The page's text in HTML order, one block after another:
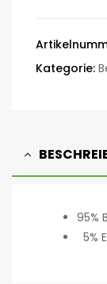
Kategorie:
95%
5%